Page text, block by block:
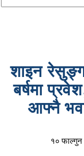
शाइन
बर्षमा
आफ्नै
१०